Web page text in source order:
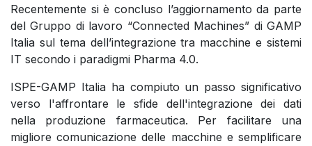
Recentemente si è concluso l’aggiornamento da parte
del Gruppo di lavoro “Connected Machines” di GAMP
Italia sul tema dell’integrazione tra macchine e sistemi
IT secondo i paradigmi Pharma 4.0.
ISPE-GAMP Italia ha compiuto un passo significativo
verso l'affrontare le sfide dell'integrazione dei dati
nella produzione farmaceutica. Per facilitare una
migliore comunicazione delle macchine e semplificare